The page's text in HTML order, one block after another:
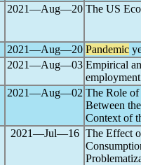
2021―Aug―20 The US
2021―Aug―20 Pandemic
2021―Aug―03 Empirical
2021―Aug―02 The Role
Between
Context of
2021―Jul―16 The Effect